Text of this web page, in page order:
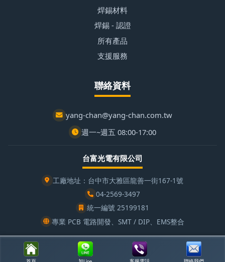
焊錫材料
焊錫 - 認證
所有產品
支援服務
聯絡資料
yang-chan@yang-chan.com.tw
週一~週五 08:00-17:00
台富光電有限公司
工廠地址：台中市大雅區龍善一街167-1號
04-2569-3497
統一編號 25199181
專業 PCB 電路開發、SMT / DIP、EMS整合
© 2026 楊展有限公司 | 潭子區自動化設備 | 客製化焊錫爐專家